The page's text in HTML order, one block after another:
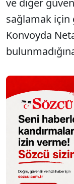
sağlamak için
Konvoyda